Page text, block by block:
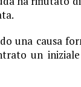
una causa
un